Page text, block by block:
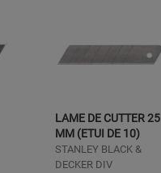
LAME DE CUTTER 25
MM (ETUI DE 10)
STANLEY BLACK &
DECKER DIV